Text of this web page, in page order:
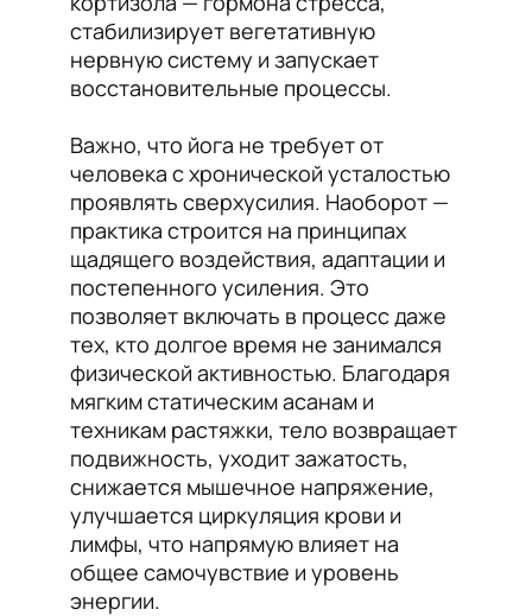
стабилизирует вегетативную
нервную систему и запускает
восстановительные процессы.
Важно, что йога не требует от
человека с хронической усталостью
проявлять сверхусилия. Наоборот —
практика строится на принципах
щадящего воздействия, адаптации и
постепенного усиления. Это
позволяет включать в процесс даже
тех, кто долгое время не занимался
физической активностью. Благодаря
мягким статическим асанам и
техникам растяжки, тело возвращает
подвижность, уходит зажатость,
снижается мышечное напряжение,
улучшается циркуляция крови и
лимфы, что напрямую влияет на
общее самочувствие и уровень
энергии.